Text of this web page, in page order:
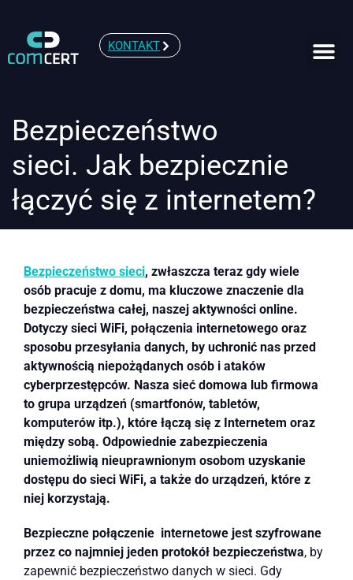
KONTAKT
Bezpieczeństwo
sieci. Jak bezpiecznie
łączyć się z internetem?
Bezpieczeństwo sieci, zwłaszcza teraz gdy wiele
osób pracuje z domu, ma kluczowe znaczenie dla
bezpieczeństwa całej, naszej aktywności online.
Dotyczy sieci WiFi, połączenia internetowego oraz
sposobu przesyłania danych, by uchronić nas przed
aktywnością niepożądanych osób i ataków
cyberprzestępców. Nasza sieć domowa lub firmowa
to grupa urządzeń (smartfonów, tabletów,
komputerów itp.), które łączą się z Internetem oraz
między sobą. Odpowiednie zabezpieczenia
uniemożliwią nieuprawnionym osobom uzyskanie
dostępu do sieci WiFi, a także do urządzeń, które z
niej korzystają.
Bezpieczne połączenie internetowe jest szyfrowane
przez co najmniej jeden protokół bezpieczeństwa, by
zapewnić bezpieczeństwo danych w sieci. Gdy